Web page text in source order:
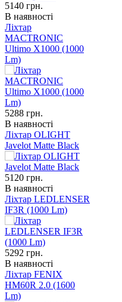
5140 грн.
В наявності
Ліхтар
MACTRONIC
Ultimo X1000 (1000
Lm)
5288 грн.
В наявності
Ліхтар OLIGHT
Javelot Matte Black
5120 грн.
В наявності
Ліхтар LEDLENSER
IF3R (1000 Lm)
5292 грн.
В наявності
Ліхтар FENIX
HM60R 2.0 (1600
Lm)